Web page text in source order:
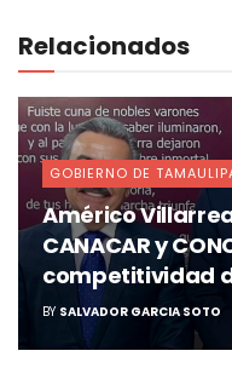
Relacionados
GOBIERNO DE
Américo
CANACAR y
competitividad
BY SALVADOR GARCIA SOTO